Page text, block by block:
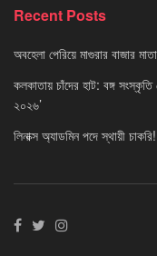
Recent Posts
অবহেলা পেরিয়ে মাগুরার বাজার
কলকাতায় চাঁদের হাট: বঙ্গ
২০২৬’
লিনাক্স অ্যাডমিন পদে স্থায়ী